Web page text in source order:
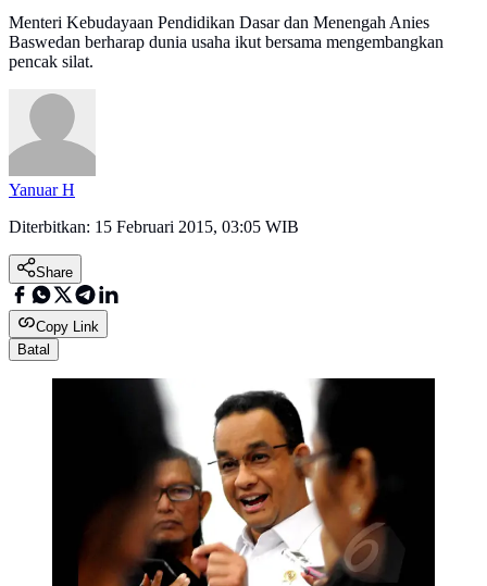
Menteri Kebudayaan Pendidikan Dasar dan Menengah Anies
Baswedan berharap dunia usaha ikut bersama mengembangkan
pencak silat.
Yanuar H
Diterbitkan: 15 Februari 2015, 03:05 WIB
Share
Copy Link
Batal